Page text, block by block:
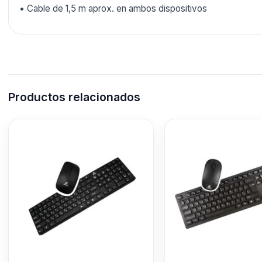
• Cable de 1,5 m aprox. en ambos dispositivos
Productos relacionados